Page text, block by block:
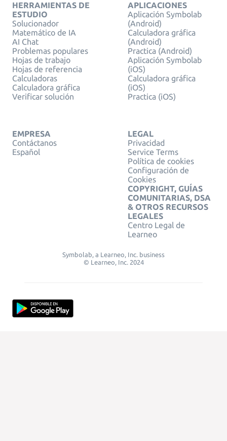
HERRAMIENTAS DE
ESTUDIO
Solucionador
Matemático de IA
AI Chat
Problemas populares
Hojas de trabajo
Hojas de referencia
Calculadoras
Calculadora gráfica
Verificar solución
APLICACIONES
Aplicación Symbolab
(Android)
Calculadora gráfica
(Android)
Practica (Android)
Aplicación Symbolab
(iOS)
Calculadora gráfica
(iOS)
Practica (iOS)
EMPRESA
Contáctanos
Español
LEGAL
Privacidad
Service Terms
Política de cookies
Configuración de
Cookies
COPYRIGHT, GUÍAS
COMUNITARIAS, DSA
& OTROS RECURSOS
LEGALES
Centro Legal de
Learneo
Symbolab, a Learneo, Inc. business
© Learneo, Inc. 2024